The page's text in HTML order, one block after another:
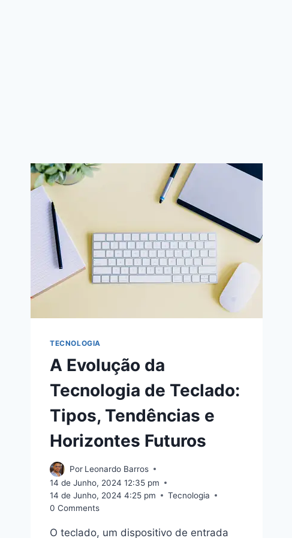
TECNOLOGIA
A Evolução da
Tecnologia de Teclado:
Tipos, Tendências e
Horizontes Futuros
Por Leonardo Barros
14 de Junho, 2024 12:35 pm
14 de Junho, 2024 4:25 pm
Tecnologia
0 Comments
O teclado, um dispositivo de entrada